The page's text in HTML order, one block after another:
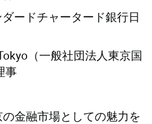
ードチャータード銀行日
（一般社団法人東京国
事
金融市場としての魅力を